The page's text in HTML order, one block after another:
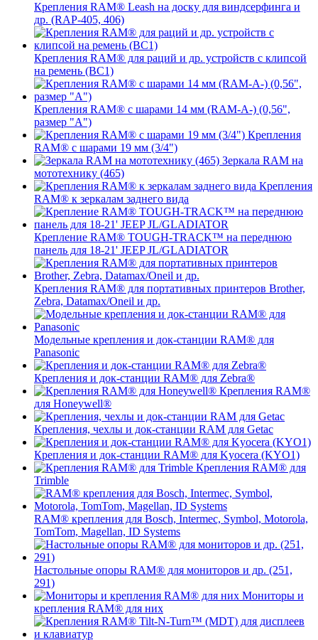
Крепления RAM® Leash на доску для виндсерфинга и
др. (RAP-405, 406)
Крепления RAM® для раций и др. устройств с клипсой
на ремень (BC1)
Крепления RAM® с шарами 14 мм (RAM-A-) (0,56",
размер "A")
Крепления
RAM® с шарами 19 мм (3/4")
Зеркала RAM на
мототехнику (465)
Крепления
RAM® к зеркалам заднего вида
Крепление RAM® TOUGH-TRACK™ на переднюю
панель для 18-21' JEEP JL/GLADIATOR
Крепления RAM® для портативных принтеров Brother,
Zebra, Datamax/Oneil и др.
Модельные крепления и док-станции RAM® для
Panasonic
Крепления и док-станции RAM® для Zebra®
Крепления RAM®
для Honeywell®
Крепления, чехлы и док-станции RAM для Getac
Крепления и док-станции RAM® для Kyocera (KYO1)
Крепления RAM® для
Trimble
RAM® крепления для Bosch, Intermec, Symbol, Motorola,
TomTom, Magellan, ID Systems
Настольные опоры RAM® для мониторов и др. (251,
291)
Мониторы и
крепления RAM® для них